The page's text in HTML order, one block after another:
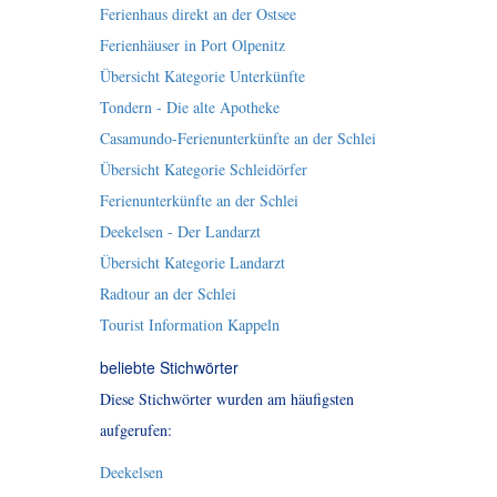
Ferienhaus direkt an der Ostsee
Ferienhäuser in Port Olpenitz
Übersicht Kategorie Unterkünfte
Tondern - Die alte Apotheke
Casamundo-Ferienunterkünfte an der Schlei
Übersicht Kategorie Schleidörfer
Ferienunterkünfte an der Schlei
Deekelsen - Der Landarzt
Übersicht Kategorie Landarzt
Radtour an der Schlei
Tourist Information Kappeln
beliebte Stichwörter
Diese Stichwörter wurden am häufigsten
aufgerufen:
Deekelsen